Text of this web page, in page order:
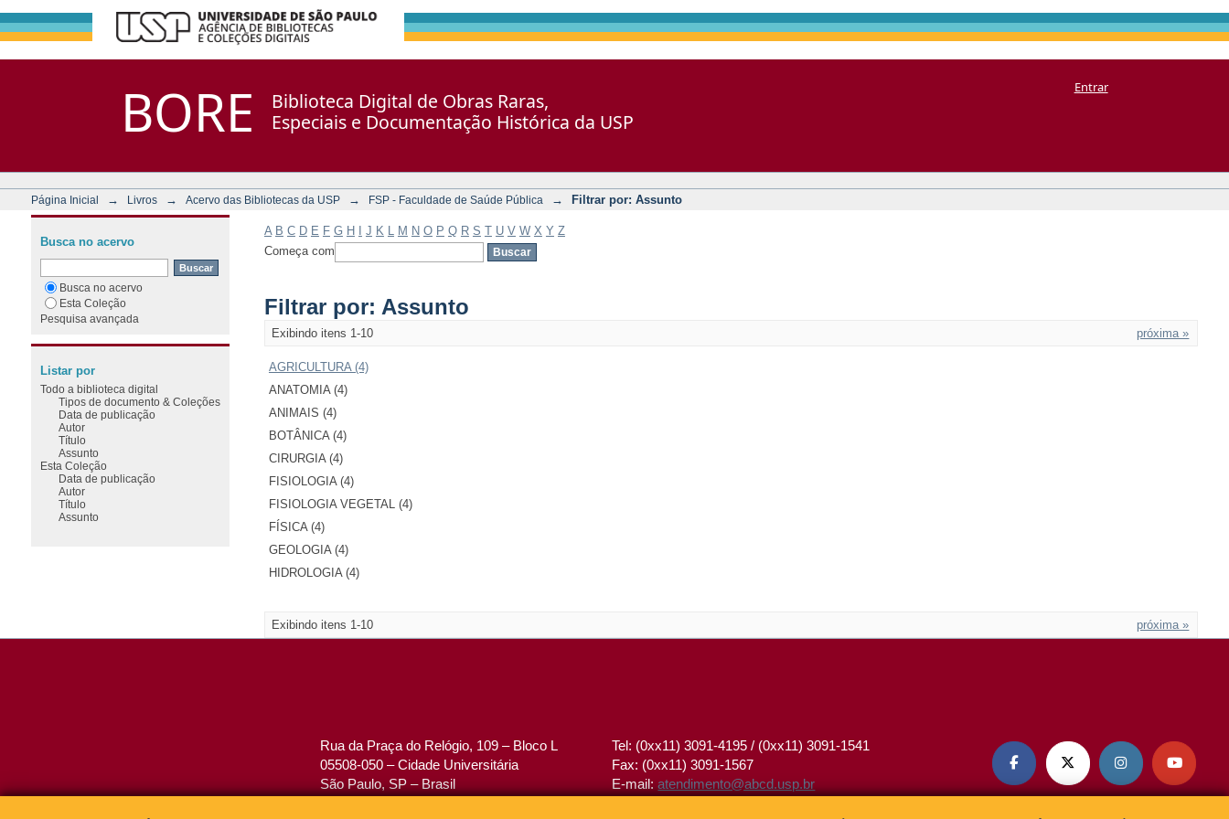
BORE
Biblioteca Digital de Obras Raras,
Especiais e Documentação Histórica da USP
Entrar
Página Inicial → Livros → Acervo das Bibliotecas da USP → FSP - Faculdade de Saúde Pública → Filtrar por: Assunto
A B C D E F G H J K M N O P Q R S T U V W X Y Z
Começa com
Filtrar por: Assunto
Exibindo itens 1-10 próxima »
AGRICULTURA (4)
ANATOMIA (4)
ANIMAIS (4)
BOTÂNICA (4)
CIRURGIA (4)
FISIOLOGIA (4)
FISIOLOGIA VEGETAL (4)
FÍSICA (4)
GEOLOGIA (4)
HIDROLOGIA (4)
Exibindo itens 1-10 próxima »
Busca no acervo
Busca no acervo
Esta Coleção
Pesquisa avançada
Listar por
Todo a biblioteca digital
Tipos de documento & Coleções
Data de publicação
Autor
Título
Assunto
Esta Coleção
Data de publicação
Autor
Título
Assunto
Rua da Praça do Relógio, 109 – Bloco L
05508-050 – Cidade Universitária
São Paulo, SP – Brasil
Tel: (0xx11) 3091-4195 / (0xx11) 3091-1541
Fax: (0xx11) 3091-1567
E-mail:atendimento@abcd.usp.br
   